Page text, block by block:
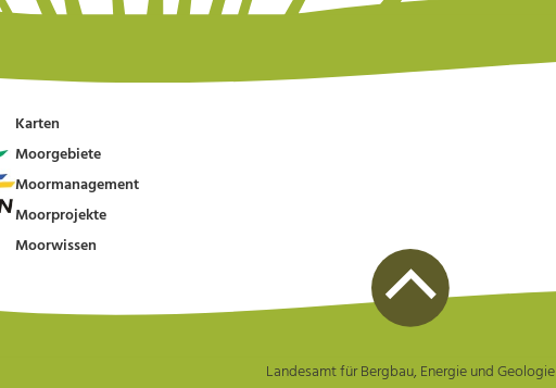
Karten
Moorgebiete
Moormanagement
Moorprojekte
Moorwissen
Landesamt für Bergbau, Energie und Geologie